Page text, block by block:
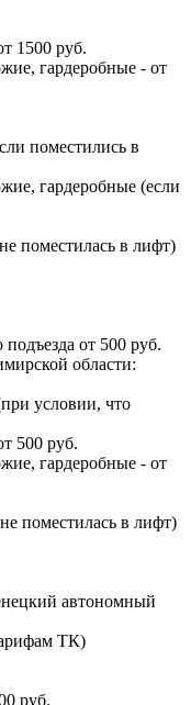
1500 руб.
гардеробные - от
поместились в
гардеробные (если
поместилась в лифт)
от 500 руб.
области:
условии, что
500 руб.
гардеробные - от
поместилась в лифт)
автономный
ТК)
руб.